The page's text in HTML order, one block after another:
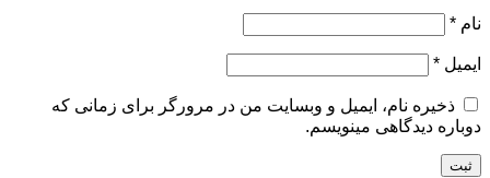
نام *
ایمیل *
ذخیره نام، ایمیل و وبسایت من در مرورگر برای زمانی که
دوباره دیدگاهی مینویسم.
ثبت